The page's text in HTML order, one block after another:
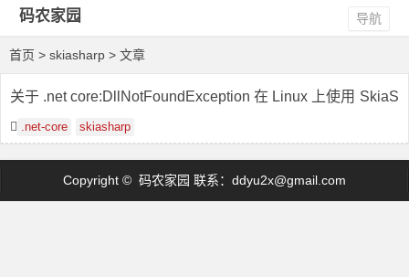
码农家园 导航
首页 > skiasharp > 文章
关于 .net core:DllNotFoundException 在 Linux 上使用 SkiaS
harp 1.68
.net-core skiasharp
Copyright © 码农家园 联系： ddyu2x@gmail.com